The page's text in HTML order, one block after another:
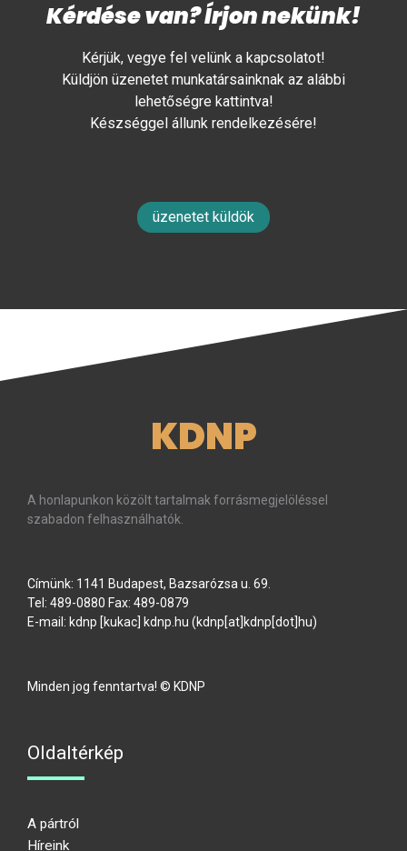
Kérdése van? Írjon nekünk!
Kérjük, vegye fel velünk a kapcsolatot!
Küldjön üzenetet munkatársainknak az alábbi
lehetőségre kattintva!
Készséggel állunk rendelkezésére!
üzenetet küldök
KDNP
A honlapunkon közölt tartalmak forrásmegjelöléssel
szabadon felhasználhatók.
Címünk: 1141 Budapest, Bazsarózsa u. 69.
Tel: 489-0880 Fax: 489-0879
E-mail: kdnp [kukac] kdnp hu (kdnp[at]kdnp[dot]hu)
Minden jog fenntartva! © KDNP
Oldaltérkép
A pártról
Híreink